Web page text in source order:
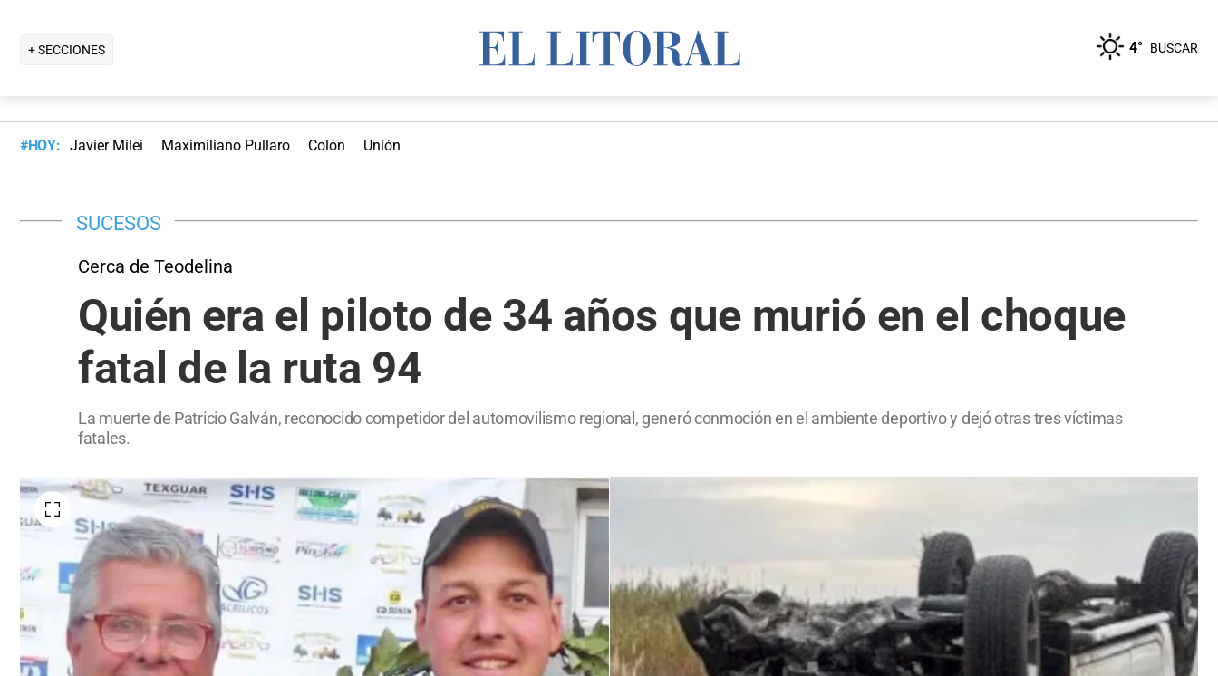
+ SECCIONES 4° BUSCAR
#HOY: Javier Milei Maximiliano Pullaro Colón Unión
SUCESOS
Cerca de Teodelina
Quién era el piloto de 34 años que murió en el choque
fatal de la ruta 94
La muerte de Patricio Galván, reconocido competidor del automovilismo regional, generó conmoción en el ambiente deportivo y dejó otras tres víctimas
fatales.